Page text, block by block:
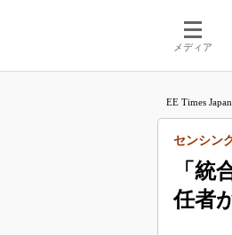
メディア
EE Times Japan
「
任者
センシン